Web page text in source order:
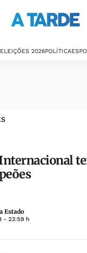
ELEIÇÕES 2026POLÍTICA
Estado
- 23:59 h